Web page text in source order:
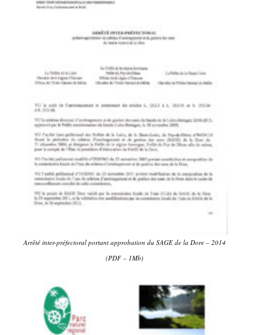
Arrêté inter-préfectoral portant approbation du SAGE de la Dore – 2014
(PDF – 1Mb)